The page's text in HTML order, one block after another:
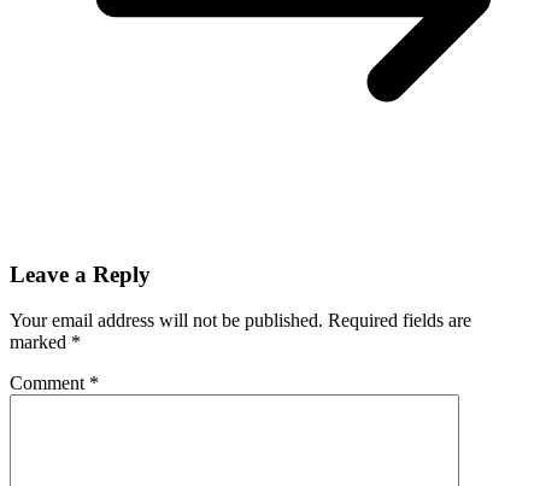
Leave a Reply
Your email address will not be published. Required fields are
marked *
Comment *